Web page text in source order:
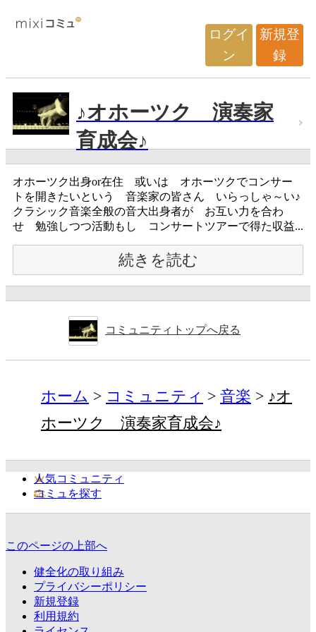
ログイ
ン
新規登
録
♪オホーツク 演奏家
育成会♪
オホーツク出身or在住 或いは オホーツクでコンサー
トを開きたいという 音楽家の皆さん いらっしゃ～い♪
クラシック音楽全般の音大出身者が お互い力を合わ
せ 勉強しつつ活動もし コンサートツアーで得た収益...
続きを読む
コミュニティトップへ戻る
ホーム コミュニティ 音楽
♪オ
ホーツク 演奏家育成会♪
人気コミュニティ
コミュを探す
このページの上部へ
健全化の取り組み
プライバシーポリシー
新規登録
利用規約